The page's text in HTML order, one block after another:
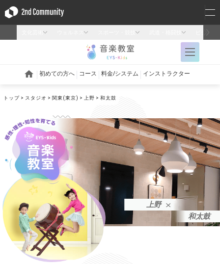
トップ スタジオ 関東(東京) 上野 和太鼓
上野
和太鼓